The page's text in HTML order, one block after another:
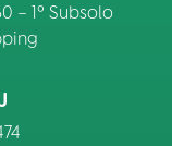
– 1º Subsolo